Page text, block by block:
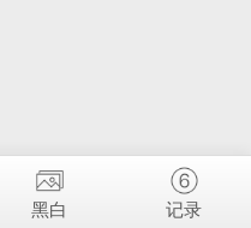
黑白 记录